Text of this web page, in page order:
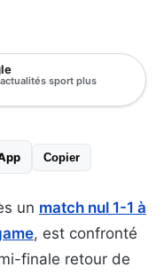
sport plus
Copier
un match nul 1-1 à
, est confronté
finale retour de